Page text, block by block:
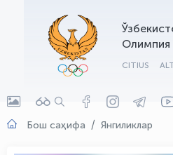
Олимпия
CITIUS
Бош саҳифа Янгиликлар
OLYMPCHIK AI - yordamchi
Онлайн · olympic.uz